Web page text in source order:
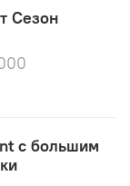
Сезон
с большим